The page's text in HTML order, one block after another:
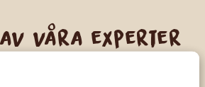
våra experter
FINNS HÄR FÖR ATT